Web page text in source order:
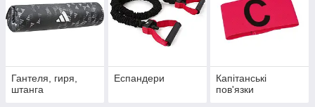
Гантеля, гиря,
штанга
Еспандери
Капітанські
пов'язки